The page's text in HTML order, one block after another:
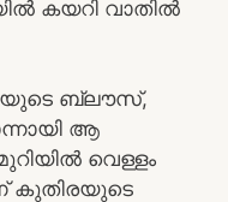
കയറി വാതിൽ
ബ്ലൗസ്,
ആ
വെള്ളം
കുതിരയുടെ